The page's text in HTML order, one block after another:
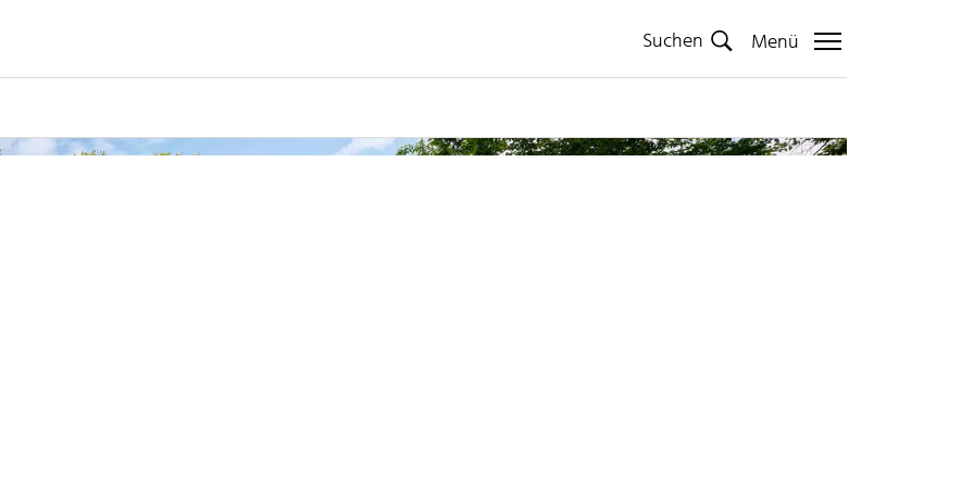
Suchen Menü